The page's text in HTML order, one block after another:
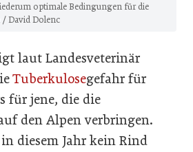
optimale Bedingungen für die
David Dolenc
laut Landesveterinär
Tuberkulosegefahr für
für jene, die die
den Alpen verbringen.
diesem Jahr kein Rind